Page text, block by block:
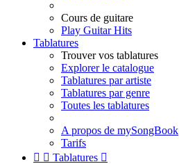
Cours de guitare
Play Guitar Hits
Tablatures
Trouver vos tablatures
Explorer le catalogue
Tablatures par artiste
Tablatures par genre
Toutes les tablatures
A propos de mySongBook
Tarifs
  Tablatures 